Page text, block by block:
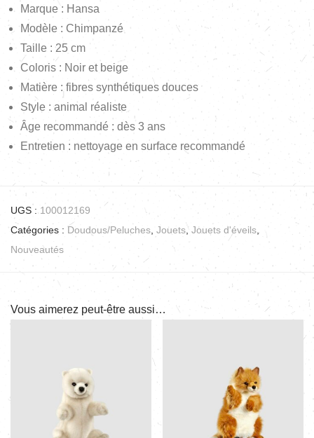
Marque : Hansa
Modèle : Chimpanzé
Taille : 25 cm
Coloris : Noir et beige
Matière : fibres synthétiques douces
Style : animal réaliste
Âge recommandé : dès 3 ans
Entretien : nettoyage en surface recommandé
UGS : 100012169
Catégories : Doudous/Peluches Jouets Jouets d'éveils
Nouveautés
Vous aimerez peut-être aussi…